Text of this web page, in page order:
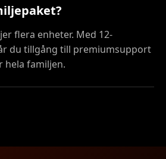
flera enheter. Med 12-
du tillgång till premiumsupport
hela familjen.